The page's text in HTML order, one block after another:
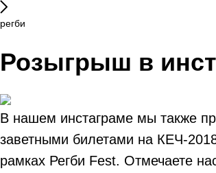
регби
Розыгрыш в
В нашем инстаграме мы также
заветными билетами на КЕЧ-
рамках Регби Fest. Отмечаете